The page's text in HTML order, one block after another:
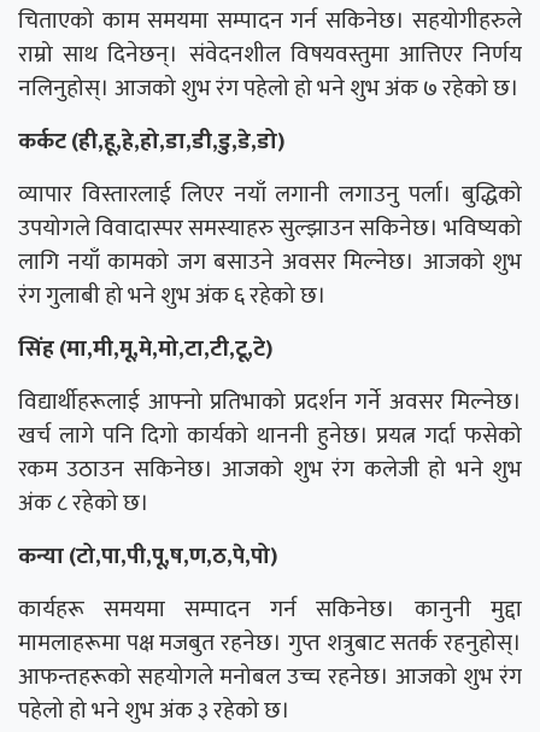
चिताएको काम समयमा सम्पादन गर्न सकिनेछ। सहयोगीहरुले
राम्रो साथ दिनेछन्। संवेदनशील विषयवस्तुमा आत्तिएर निर्णय
नलिनुहोस्। आजको शुभ रंग पहेलो हो भने शुभ अंक ७ रहेको छ।
कर्कट (ही,हू,हे,हो,डा,डी,डु,डे,डो)
व्यापार विस्तारलाई लिएर नयाँ लगानी लगाउनु पर्ला। बुद्धिको
उपयोगले विवादास्पर समस्याहरु सुल्झाउन सकिनेछ। भविष्यको
लागि नयाँ कामको जग बसाउने अवसर मिल्नेछ। आजको शुभ
रंग गुलाबी हो भने शुभ अंक ६ रहेको छ।
सिंह (मा,मी,मू,मे,मो,टा,टी,टू,टे)
विद्यार्थीहरूलाई आफ्नो प्रतिभाको प्रदर्शन गर्ने अवसर मिल्नेछ।
खर्च लागे पनि दिगो कार्यको थाननी हुनेछ। प्रयत्न गर्दा फसेको
रकम उठाउन सकिनेछ। आजको शुभ रंग कलेजी हो भने शुभ
अंक ८ रहेको छ।
कन्या (टो,पा,पी,पू,ष,ण,ठ,पे,पो)
कार्यहरू समयमा सम्पादन गर्न सकिनेछ। कानुनी मुद्दा
मामलाहरूमा पक्ष मजबुत रहनेछ। गुप्त शत्रुबाट सतर्क रहनुहोस्।
आफन्तहरूको सहयोगले मनोबल उच्च रहनेछ। आजको शुभ रंग
पहेलो हो भने शुभ अंक ३ रहेको छ।